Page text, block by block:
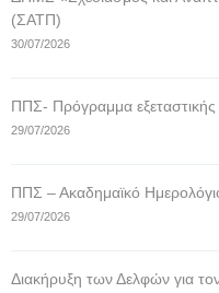
(ΣΑΤΠ)
30/07/2026
ΠΠΣ- Πρόγραμμα
29/07/2026
ΠΠΣ – Ακαδημαϊκό
29/07/2026
Διακήρυξη των Δελφών για